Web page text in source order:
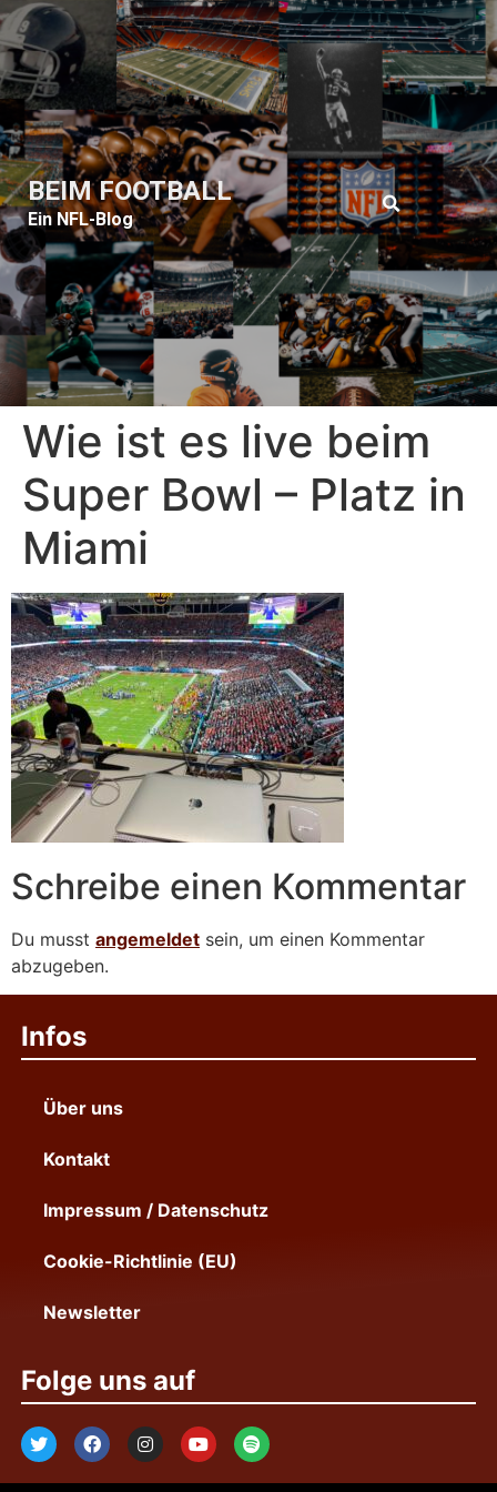
BEIM FOOTBALL
Ein NFL-Blog
Wie ist es live beim
Super Bowl – Platz in
Miami
Schreibe einen Kommentar
Du musst angemeldet sein, um einen Kommentar
abzugeben.
Infos
Über uns
Kontakt
Impressum / Datenschutz
Cookie-Richtlinie (EU)
Newsletter
Folge uns auf